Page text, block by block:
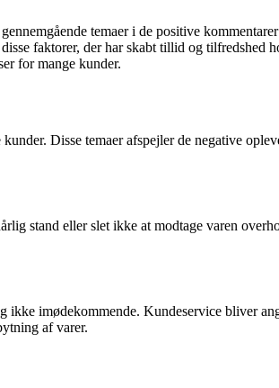
temaer i de positive
faktorer, der har skabt tillid og tilfredshed
for mange kunder.
Disse temaer afspejler de negative
stand eller slet ikke at modtage varen
ikke imødekommende. Kundeservice bliver
af varer.